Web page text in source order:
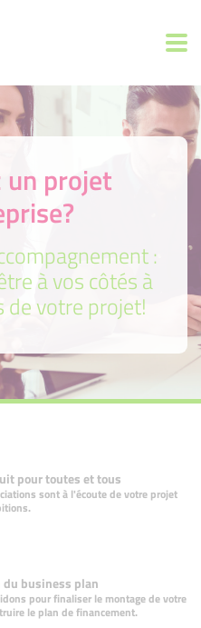
un projet
:
à vos côtés à
de votre projet!
pour toutes et tous
sont à l'écoute de votre projet
business plan
pour finaliser le montage de votre
le plan de financement.